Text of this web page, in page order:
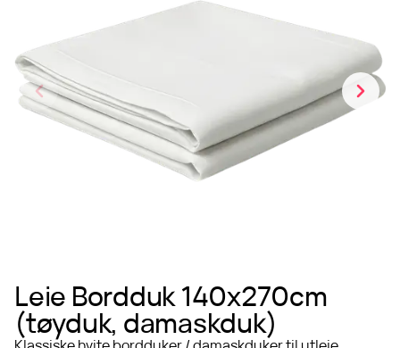
Leie Bordduk 140x270cm
(tøyduk, damaskduk)